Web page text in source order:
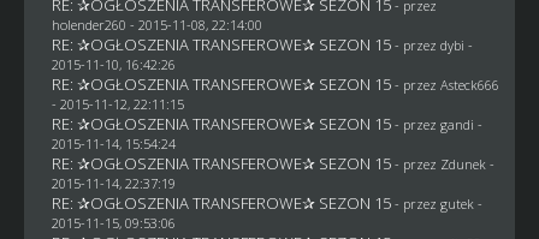
RE: ✰OGŁOSZENIA TRANSFEROWE✰ SEZON 15 - przez
holender260 - 2015-11-08, 22:14:00
RE: ✰OGŁOSZENIA TRANSFEROWE✰ SEZON 15 - przez dybi -
2015-11-10, 16:42:26
RE: ✰OGŁOSZENIA TRANSFEROWE✰ SEZON 15 - przez Asteck666
- 2015-11-12, 22:11:15
RE: ✰OGŁOSZENIA TRANSFEROWE✰ SEZON 15 - przez gandi -
2015-11-14, 15:54:24
RE: ✰OGŁOSZENIA TRANSFEROWE✰ SEZON 15 - przez Zdunek-
2015-11-14, 22:37:19
RE: ✰OGŁOSZENIA TRANSFEROWE✰ SEZON 15 - przez gutek-
2015-11-15, 09:53:06